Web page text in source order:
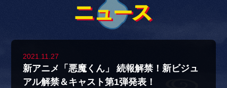
2021.11.27
新アニメ「悪魔くん」 続報解禁！新ビジュ
アル解禁＆キャスト第1弾発表！